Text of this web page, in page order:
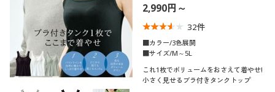
2,990円～
32件
■カラー/3色展開
■サイズ/M～5L
これ1枚でボリュームをおさえて着やせ!
小さく見せるブラ付きタンクトップ